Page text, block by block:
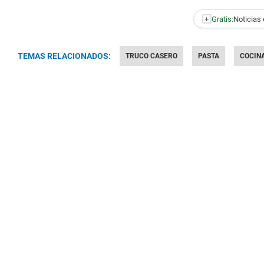
+ Gratis:Noticias
TEMAS RELACIONADOS: TRUCO CASERO PASTA